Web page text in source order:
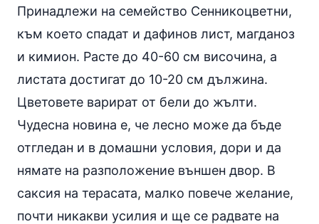
Принадлежи на семейство Сенникоцветни,
към което спадат и дафинов лист, магданоз
и кимион. Расте до 40-60 см височина, а
листата достигат до 10-20 см дължина.
Цветовете варират от бели до жълти.
Чудесна новина е, че лесно може да бъде
отгледан и в домашни условия, дори и да
нямате на разположение външен двор. В
саксия на терасата, малко повече желание,
почти никакви усилия и ще се радвате на